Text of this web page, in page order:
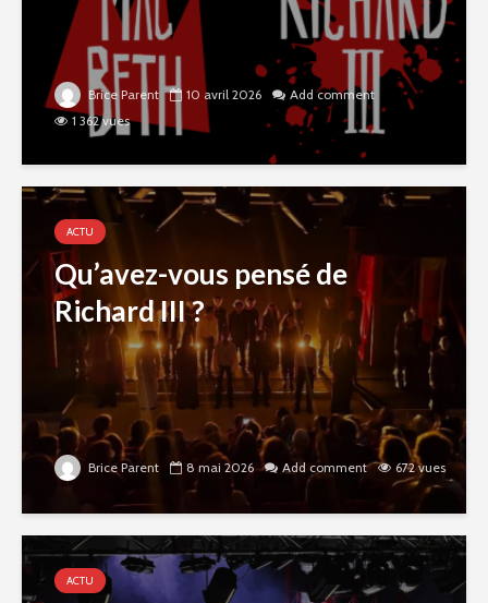
Brice Parent 10 avril 2026
Add comment
1 362 vues
ACTU
Qu’avez-vous pensé de
Richard III ?
Brice Parent 8 mai 2026 Add comment 672 vues
ACTU